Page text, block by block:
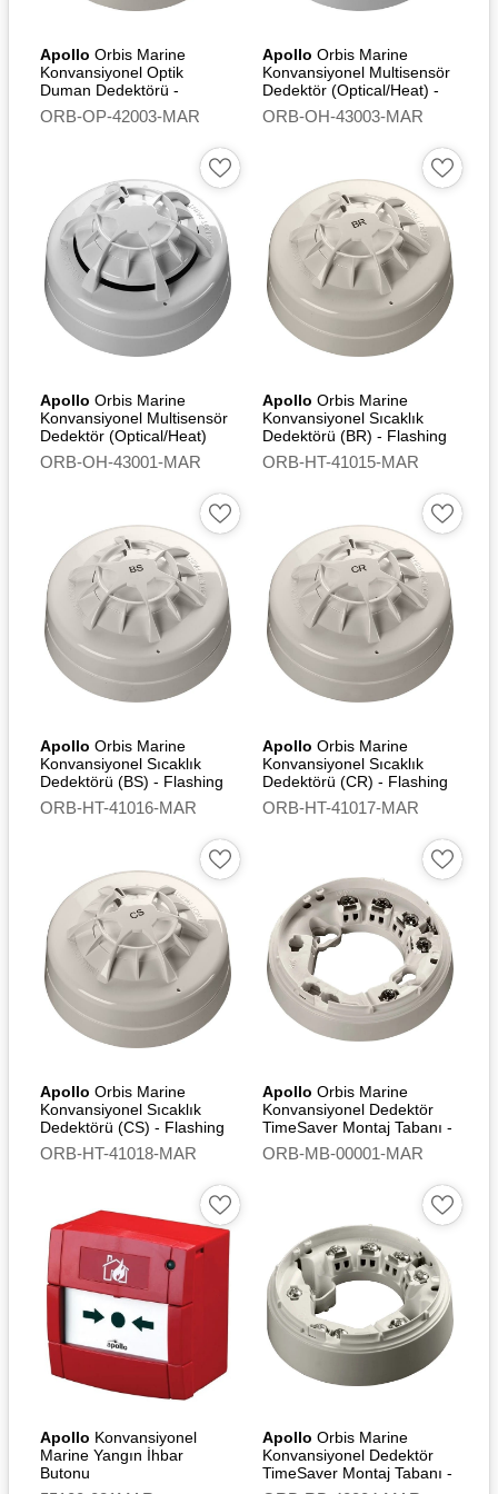
Alarm akımı 12 V'ta 20 mA,
24V'ta 40 mA
sıcaklığı -40°C ila +70°C
IP Derecelendirmesi
IP23D'ye göre tasarlanmıştır
Boyutlar 97 mm çap x 36
mm yükseklik, montaj tabanı
ile birlikte 100 mm çap x 51
mm yükseklik
ile birlikte 130 g
Muhafaza: Beyaz alev
geciktirici polikarbonat
Terminaller: Nikel kaplamalı
paslanmaz çelik
Standards
EN54-5
Approvals and
Certifications
DNV - Det Norske Veritas
CCS Certificate
CRS - Croatian Register of
Shipping
ABS - American Bureau of
Shipping
DBI - MED - Marine
Equipment Directive
Certificate
DBI - MED EC Quality
System (Module D)
DBI – UK Quality System
(Module D) Certificate
DBI-UK – (Marine
Equipment) Regulations
2016 SI 2016/1025 – UK-
Type Examination (Module
B) Certificate
Apollo Orbis Marine
Konvansiyonel Optik
Duman Dedektörü -
Flashing Led
ORB-OP-42003-MAR
Apollo Orbis Marine
Konvansiyonel Multisensör
Dedektör (Optical/Heat) -
Flashing Led
ORB-OH-43003-MAR
Apollo Orbis Marine
Konvansiyonel Multisensör
Dedektör (Optical/Heat)
ORB-OH-43001-MAR
Apollo Orbis Marine
Konvansiyonel Sıcaklık
Dedektörü (BR) - Flashing
Led
ORB-HT-41015-MAR
Apollo Orbis Marine
Konvansiyonel Sıcaklık
Dedektörü (BS) - Flashing
Led
ORB-HT-41016-MAR
Apollo Orbis Marine
Konvansiyonel Sıcaklık
Dedektörü (CR) - Flashing
Led
ORB-HT-41017-MAR
Apollo Orbis Marine
Konvansiyonel Sıcaklık
Dedektörü (CS) - Flashing
Led
ORB-HT-41018-MAR
Apollo Orbis Marine
Konvansiyonel Dedektör
TimeSaver Montaj Tabanı -
Continuity Switch
ORB-MB-00001-MAR
Apollo Konvansiyonel
Marine Yangın İhbar
Butonu
Apollo Orbis Marine
Konvansiyonel Dedektör
TimeSaver Montaj Tabanı -